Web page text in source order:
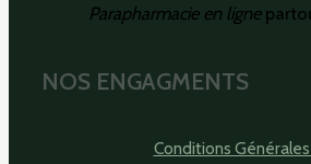
Parapharmacie en ligne
NOS ENGAGMENTS
Conditions